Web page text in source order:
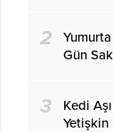
2
Gün
3
Kedi
Yetişkin